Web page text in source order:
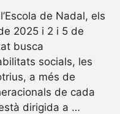
de Nadal, els
2025 i 2 i 5 de
busca
socials, les
a més de
de cada
dirigida a …